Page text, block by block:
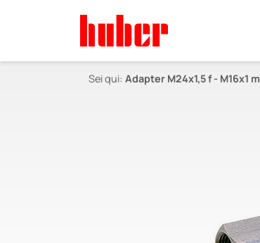
Sei qui: Adapter M24x1,5 f - M16x1 m